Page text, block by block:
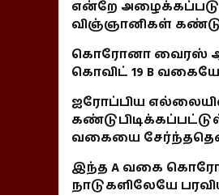
என்றே
விஞ்ஞானிகள்
கொரோனா வைரஸ்
கொவிட் 19 B வகையே
ஐரோப்பிய
வகையை சேர்ந்ததென
இந்த A வகை
நாடுகளிலேயே